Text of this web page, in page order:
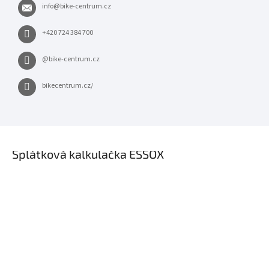
info@bike-centrum.cz
+420 724 384 700
@bike-centrum.cz
bikecentrum.cz/
Splátková kalkulačka ESSOX